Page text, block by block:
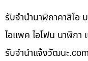
รับจำนำนาฬิกาคาสิโอ
ไอแพค ไอโฟน นาฬิกา
รับจํานําแจ้งวัฒนะ